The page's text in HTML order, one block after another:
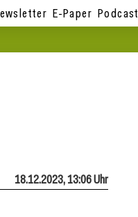
E-Paper Podcast
18.12.2023, 13:06 Uhr